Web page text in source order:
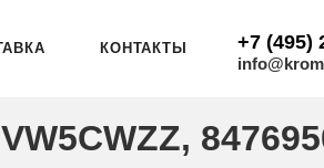
КОНТАКТЫ +7 (495)